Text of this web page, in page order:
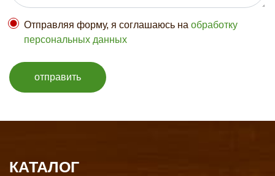
Отправляя форму, я соглашаюсь на обработку
персональных данных
отправить
КАТАЛОГ